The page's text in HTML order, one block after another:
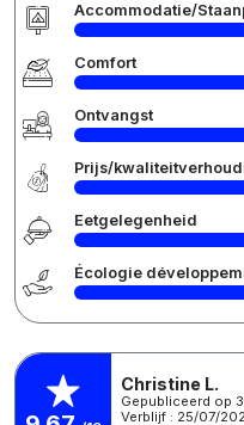
Accommodatie/
Comfort
Ontvangst
Prijs/
Eetgelegenheid
Écologie
Christine L.
Gepubliceerd op
Verblijf : 25/07/